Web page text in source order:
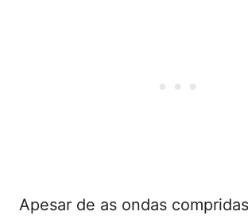
Apesar de as ondas